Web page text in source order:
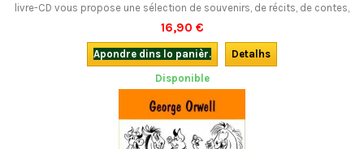
livre-CD vous propose une sélection de souvenirs, de récits, de contes,
de chansons provenant des enregistrements réalisés auprès d’Antonin
Daval de 1977 à 1995, ainsi que des poèmes et textes de prose qu'il
avait écrits, et qu'il signait "lo paisanton d'a Badalhac" (le petit paysan
de...
16,90 €
Apondre dins lo panièr.
Detalhs
Disponible